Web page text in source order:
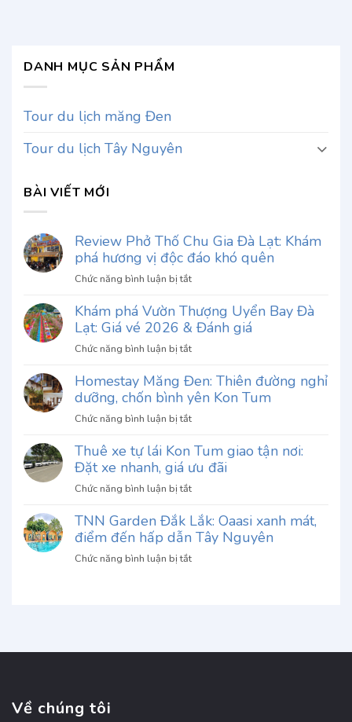
DANH MỤC SẢN PHẨM
Tour du lịch măng Đen
Tour du lịch Tây Nguyên
BÀI VIẾT MỚI
Review Phở Thố Chu Gia Đà Lạt: Khám
phá hương vị độc đáo khó quên
Chức năng bình luận bị tắtở
Phở
Thố
Gia
Lạt:
Khám
phá
vị
độc
quên
Khám phá Vườn Thượng Uyển Bay Đà
Lạt: Giá vé 2026 & Đánh giá
Chức năng bình luận bị tắtở
phá
Vườn
Uyển
Đà
Lạt:
Giá
2026
&
Homestay Măng Đen: Thiên đường nghỉ
dưỡng, chốn bình yên Kon Tum
Chức năng bình luận bị tắtở
Măng
Đen:
đường
nghỉ
dưỡng,
chốn
bình
Thuê xe tự lái Kon Tum giao tận nơi:
Đặt xe nhanh, giá ưu đãi
Chức năng bình luận bị tắtở
xe
tự
Kon
TNN Garden Đắk Lắk: Oaasi xanh mát,
điểm đến hấp dẫn Tây Nguyên
Chức năng bình luận bị tắtở
xanh
Về chúng tôi